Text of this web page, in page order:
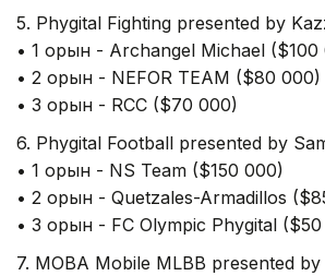
5. Phygital Fighting presented by
• 1 орын - Archangel Michael ($100
• 2 орын - NEFOR TEAM ($80 000)
• 3 орын - RCC ($70 000)
6. Phygital Football presented by
• 1 орын - NS Team ($150 000)
• 2 орын - Quetzales-Armadillos
• 3 орын - FC Olympic Phygital
7. MOBA Mobile MLBB presented